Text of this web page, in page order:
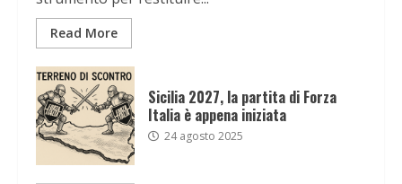
Read More
Sicilia 2027, la partita di Forza
Italia è appena iniziata
24 agosto 2025